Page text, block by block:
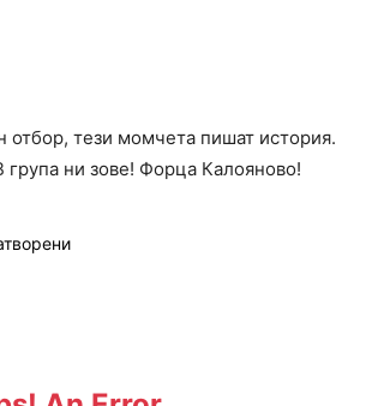
отбор, тези момчета пишат история.
ни зове! Форца Калояново!